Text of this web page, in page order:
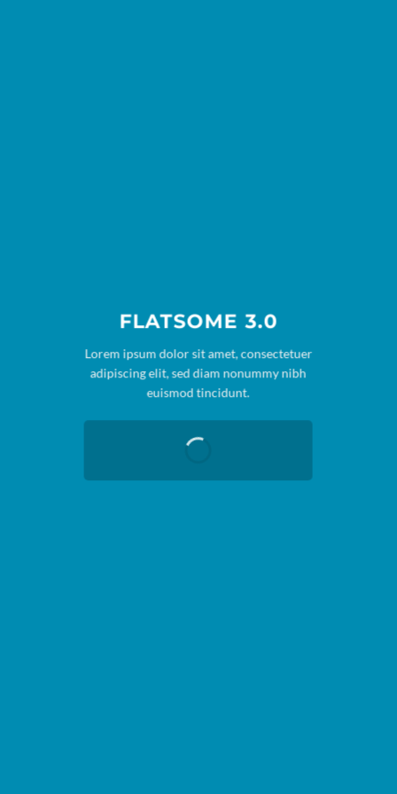
FLATSOME 3.0
Lorem ipsum dolor sit amet, consectetuer
adipiscing elit, sed diam nonummy nibh
euismod tincidunt.